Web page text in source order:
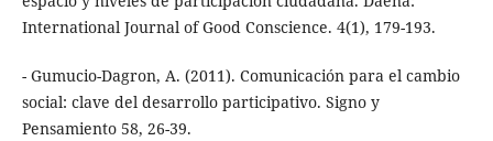
International Journal of Good Conscience. 4(1), 179-193.
- Gumucio-Dagron, A. (2011). Comunicación para el cambio
social: clave del desarrollo participativo. Signo y
Pensamiento 58, 26-39.